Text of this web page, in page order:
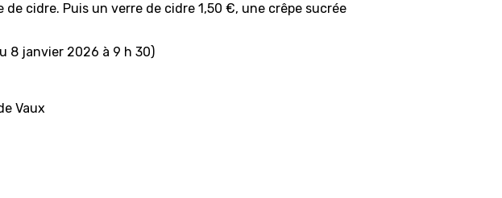
cidre. Puis un verre de cidre 1,50 €, une crêpe sucrée
8 janvier 2026 à 9 h 30)
Vaux